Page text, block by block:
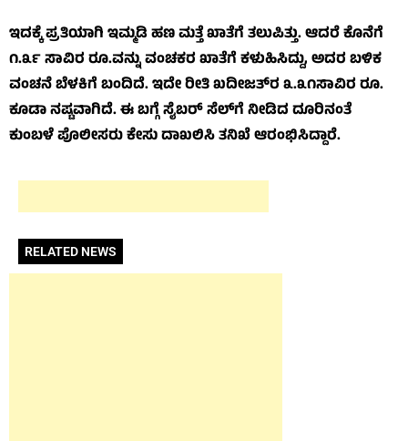
ಇದಕ್ಕೆ ಪ್ರತಿಯಾಗಿ ಇಮ್ಮಡಿ ಹಣ ಮತ್ತೆ ಖಾತೆಗೆ ತಲುಪಿತ್ತು. ಆದರೆ ಕೊನೆಗೆ
೧.೩೯ ಸಾವಿರ ರೂ.ವನ್ನು ವಂಚಕರ ಖಾತೆಗೆ ಕಳುಹಿಸಿದ್ದು, ಅದರ ಬಳಿಕ
ವಂಚನೆ ಬೆಳಕಿಗೆ ಬಂದಿದೆ. ಇದೇ ರೀತಿ ಖದೀಜತ್‌ರ ೩.೩೧ಸಾವಿರ ರೂ.
ಕೂಡಾ ನಷ್ಟವಾಗಿದೆ. ಈ ಬಗ್ಗೆ ಸೈಬರ್ ಸೆಲ್‌ಗೆ ನೀಡಿದ ದೂರಿನಂತೆ
ಕುಂಬಳೆ ಪೊಲೀಸರು ಕೇಸು ದಾಖಲಿಸಿ ತನಿಖೆ ಆರಂಭಿಸಿದ್ದಾರೆ.
RELATED NEWS